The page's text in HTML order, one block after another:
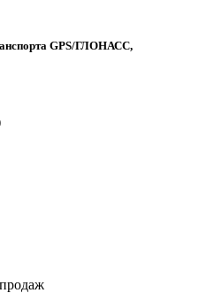
GPS/ГЛОНАСС,